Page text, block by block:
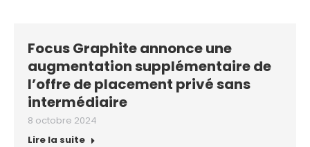
Focus Graphite annonce une
augmentation supplémentaire de
l’offre de placement privé sans
intermédiaire
8 octobre 2024
Lire la suite